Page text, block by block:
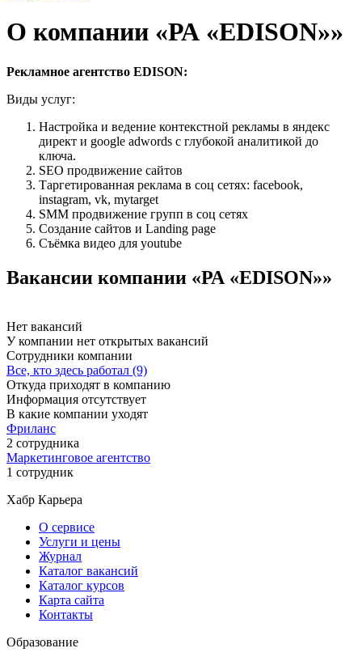
О компании «РА «EDISON»»
Рекламное агентство EDISON:
Виды услуг:
Настройка и ведение контекстной рекламы в яндекс
директ и google adwords с глубокой аналитикой до
ключа.
SEO продвижение сайтов
Таргетированная реклама в соц сетях: facebook,
instagram, vk, mytarget
SMM продвижение групп в соц сетях
Создание сайтов и Landing page
Съёмка видео для youtube
Вакансии компании «РА «EDISON»»
Нет вакансий
У компании нет открытых вакансий
Сотрудники компании
Все, кто здесь работал (9)
Откуда приходят в компанию
Информация отсутствует
В какие компании уходят
Фриланс
2 сотрудника
Маркетинговое агентство
1 сотрудник
Хабр Карьера
О сервисе
Услуги и цены
Журнал
Каталог вакансий
Каталог курсов
Карта сайта
Контакты
Образование